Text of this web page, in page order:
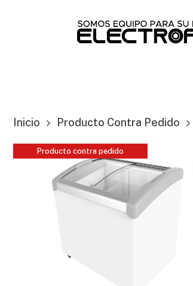
Inicio Producto Contra Pedido
Producto contra pedido